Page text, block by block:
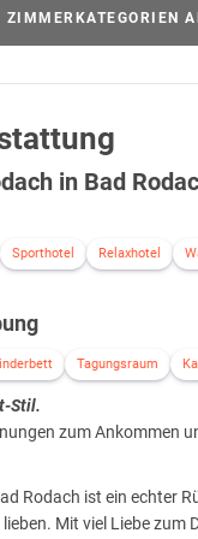
ZIMMERKATEGORIEN
in Bad
Sporthotel Relaxhotel
Tagungsraum
Stil.
zum Ankommen
Rodach ist ein echter
Mit viel Liebe zum